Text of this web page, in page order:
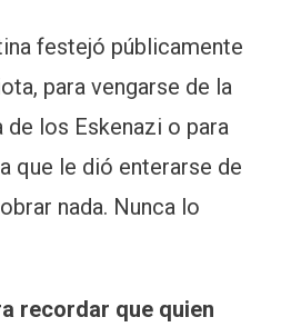
festejó públicamente
para vengarse de la
los Eskenazi o para
que le dió enterarse de
nada. Nunca lo
recordar que quien